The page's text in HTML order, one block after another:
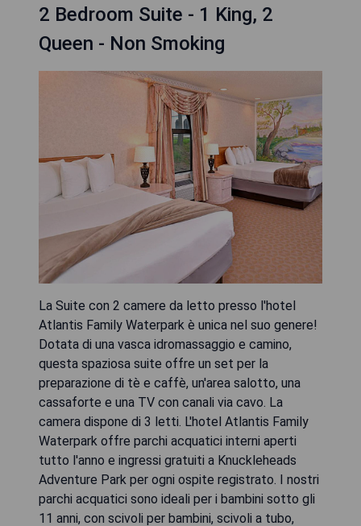
2 Bedroom Suite - 1 King, 2
Queen - Non Smoking
La Suite con 2 camere da letto presso l'hotel
Atlantis Family Waterpark è unica nel suo genere!
Dotata di una vasca idromassaggio e camino,
questa spaziosa suite offre un set per la
preparazione di tè e caffè, un'area salotto, una
cassaforte e una TV con canali via cavo. La
camera dispone di 3 letti. L'hotel Atlantis Family
Waterpark offre parchi acquatici interni aperti
tutto l'anno e ingressi gratuiti a Knuckleheads
Adventure Park per ogni ospite registrato. I nostri
parchi acquatici sono ideali per i bambini sotto gli
11 anni, con scivoli per bambini, scivoli a tubo,